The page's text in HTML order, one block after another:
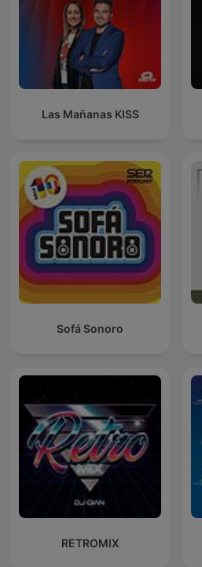
Las Mañanas KISS
Sofá Sonoro
RETROMIX